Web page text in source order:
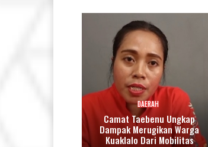
DAERAH
Camat Taebenu Ungkap
Dampak Merugikan Warga
Kuaklalo Dari Mobilitas